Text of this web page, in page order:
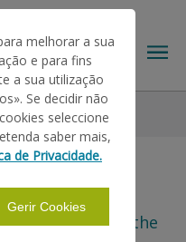
select one of the
melhorar a sua
e para fins
a sua utilização
Se decidir não
seleccione
saber mais,
de Privacidade.
Gerir Cookies